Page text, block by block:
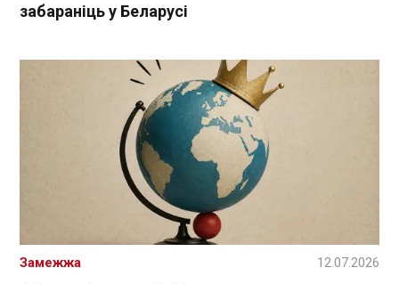
забараніць у Беларусі
Замежжа 12.07.2026